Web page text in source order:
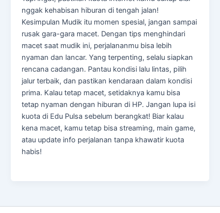
nggak kehabisan hiburan di tengah jalan!
Kesimpulan Mudik itu momen spesial, jangan sampai
rusak gara-gara macet. Dengan tips menghindari
macet saat mudik ini, perjalananmu bisa lebih
nyaman dan lancar. Yang terpenting, selalu siapkan
rencana cadangan. Pantau kondisi lalu lintas, pilih
jalur terbaik, dan pastikan kendaraan dalam kondisi
prima. Kalau tetap macet, setidaknya kamu bisa
tetap nyaman dengan hiburan di HP. Jangan lupa isi
kuota di Edu Pulsa sebelum berangkat! Biar kalau
kena macet, kamu tetap bisa streaming, main game,
atau update info perjalanan tanpa khawatir kuota
habis!